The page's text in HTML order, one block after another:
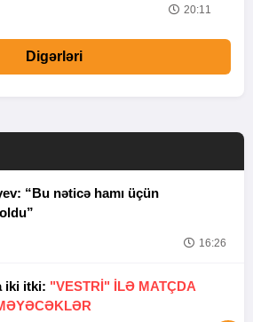
20:11
Digərləri
“Bu nəticə hamı üçün
16:26
iki itki: "VESTRİ" İLƏ MATÇDA